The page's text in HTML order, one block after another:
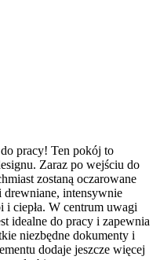
pracy! Ten pokój to
Zaraz po wejściu do
zostaną oczarowane
intensywnie
i ciepła. W centrum uwagi
idealne do pracy i zapewnia
niezbędne dokumenty i
dodaje jeszcze więcej